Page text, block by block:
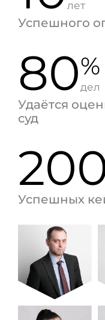
лет
Успешного
80%
дел
Удаётся
суд
Успешных